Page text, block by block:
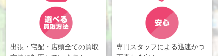
出張・宅配・店頭全ての買取
専門スタッフによる迅速かつ